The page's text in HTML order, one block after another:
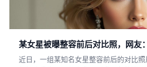
某女星被曝整容前后对比照，网友
近日，一组某知名女星整容前后的对比